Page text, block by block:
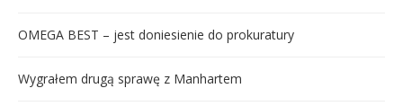
OMEGA BEST – jest doniesienie do prokuratury
Wygrałem drugą sprawę z Manhartem